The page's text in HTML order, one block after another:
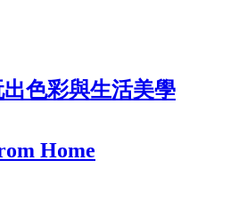
色彩與生活美學
Home